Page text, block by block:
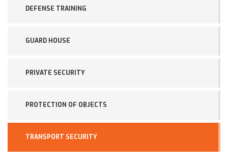
DEFENSE TRAINING
GUARD HOUSE
PRIVATE SECURITY
PROTECTION OF OBJECTS
TRANSPORT SECURITY